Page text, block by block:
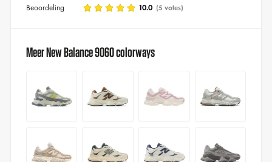
Beoordeling 10.0 (5 votes)
Meer New Balance 9060 colorways